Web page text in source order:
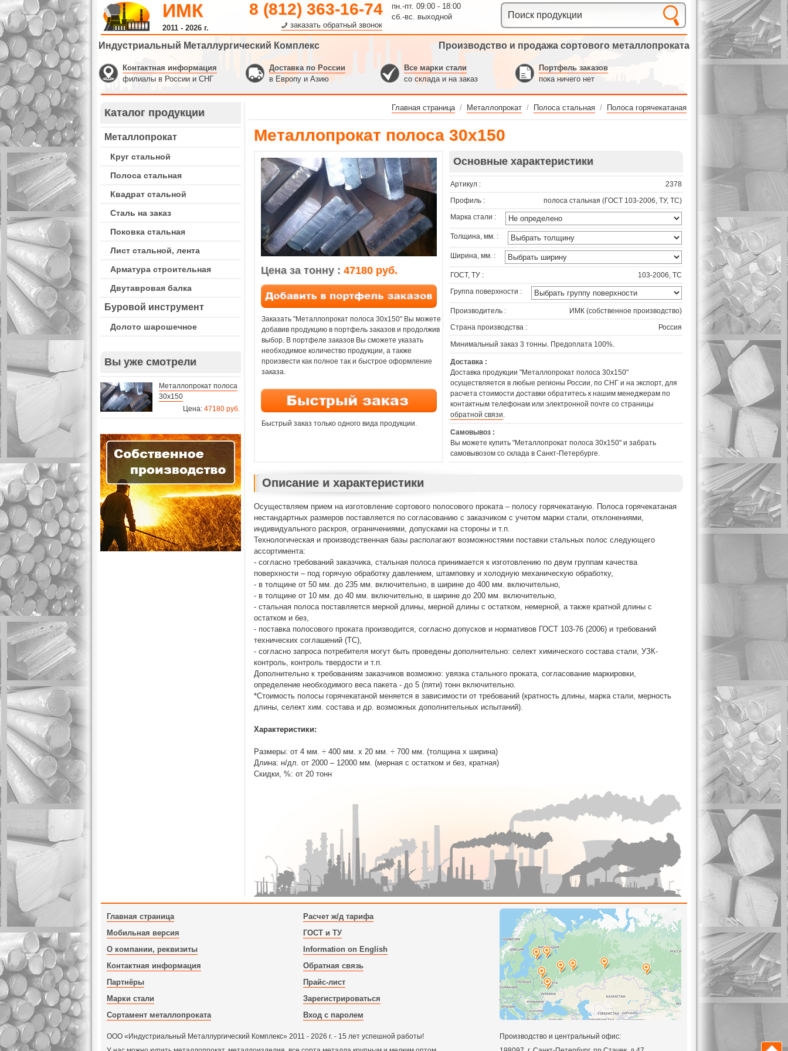
ИМК
2011 - 2026 г.
8 (812) 363-16-74
заказать обратный звонок
пн.-пт. 09:00 - 18:00
сб.-вс. выходной
Индустриальный Металлургический Комплекс Производство и продажа сортового металлопроката
Контактная информация
филиалы в России и СНГ
Доставка по России
в Европу и Азию
Все марки стали
со склада и на заказ
Портфель заказов
пока ничего нет
Каталог продукции
Металлопрокат
Круг стальной
Полоса стальная
Квадрат стальной
Сталь на заказ
Поковка стальная
Лист стальной, лента
Арматура строительная
Двутавровая балка
Буровой инструмент
Долото шарошечное
Вы уже смотрели
Металлопрокат полоса
30х150
Цена: 47180 руб.
Главная страница / Металлопрокат / Полоса стальная / Полоса горячекатаная
Металлопрокат полоса 30х150
Цена за тонну : 47180 руб.
Заказать "Металлопрокат полоса 30х150" Вы можете
добавив продукцию в портфель заказов и продолжив
выбор. В портфеле заказов Вы сможете указать
необходимое количество продукции, а также
произвести как полное так и быстрое оформление
заказа.
Быстрый заказ только одного вида продукции.
Основные характеристики
Артикул :
2378
Профиль :
полоса стальная (ГОСТ 103-2006, ТУ, ТС)
Марка стали :
Толщина, мм. :
Ширина, мм. :
ГОСТ, ТУ :
103-2006, ТС
Группа поверхности :
Производитель :
ИМК (собственное производство)
Страна производства :
Россия
Минимальный заказ 3 тонны. Предоплата 100%.
Доставка :
Доставка продукции "Металлопрокат полоса 30х150"
осуществляется в любые регионы России, по СНГ и на экспорт, для
расчета стоимости доставки обратитесь к нашим менеджерам по
контактным телефонам или электронной почте со страницы
обратной связи.
Самовывоз :
Вы можете купить "Металлопрокат полоса 30х150" и забрать
самовывозом со склада в Санкт-Петербурге.
Описание и характеристики
Осуществляем прием на изготовление сортового полосового проката – полосу горячекатаную. Полоса горячекатаная
нестандартных размеров поставляется по согласованию с заказчиком с учетом марки стали, отклонениями,
индивидуального раскроя, ограничениями, допусками на стороны и т.п.
Технологическая и производственная базы располагают возможностями поставки стальных полос следующего
ассортимента:
- согласно требований заказчика, стальная полоса принимается к изготовлению по двум группам качества
поверхности – под горячую обработку давлением, штамповку и холодную механическую обработку,
- в толщине от 50 мм. до 235 мм. включительно, в ширине до 400 мм. включительно,
- в толщине от 10 мм. до 40 мм. включительно, в ширине до 200 мм. включительно,
- стальная полоса поставляется мерной длины, мерной длины с остатком, немерной, а также кратной длины с
остатком и без,
- поставка полосового проката производится, согласно допусков и нормативов ГОСТ 103-76 (2006) и требований
технических соглашений (ТС),
- согласно запроса потребителя могут быть проведены дополнительно: селект химического состава стали, УЗК-
контроль, контроль твердости и т.п.
Дополнительно к требованиям заказчиков возможно: увязка стального проката, согласование маркировки,
определение необходимого веса пакета - до 5 (пяти) тонн включительно.
*Стоимость полосы горячекатаной меняется в зависимости от требований (кратность длины, марка стали, мерность
длины, селект хим. состава и др. возможных дополнительных испытаний).
Характеристики:
Размеры: от 4 мм. ÷ 400 мм. х 20 мм. ÷ 700 мм. (толщина х ширина)
Длина: н/дл. от 2000 – 12000 мм. (мерная с остатком и без, кратная)
Скидки, %: от 20 тонн
Главная страница
Мобильная версия
О компании, реквизиты
Контактная информация
Партнёры
Марки стали
Сортамент металлопроката
Расчет ж/д тарифа
ГОСТ и ТУ
Information on English
Обратная связь
Прайс-лист
Зарегистрироваться
Вход с паролем
ООО «Индустриальный Металлургический Комплекс» 2011 - 2026 г. - 15 лет успешной работы!
Производство и центральный офис: